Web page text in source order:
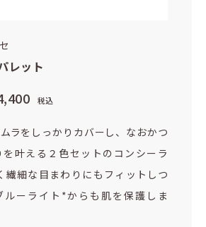
レット
税込
ラをしっかりカバーし、なおかつ
を叶える２色セットのコンシーラ
繊細な目まわりにもフィットしつ
ルーライト*からも肌を保護しま